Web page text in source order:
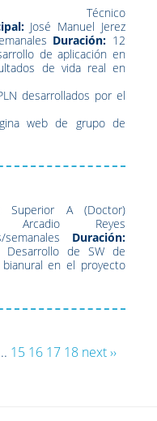
Técnico
José Manuel Jerez
Duración: 12
de aplicación en
de vida real en
desarrollados por el
web de grupo de
Superior A (Doctor)
Arcadio Reyes
Duración:
Desarrollo de SW de
en el proyecto
15 16 17 18 next ››